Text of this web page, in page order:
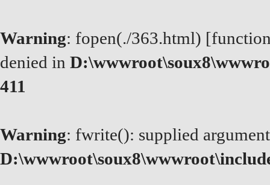
Warning: fopen(./363.html) [
denied in
411
Warning: fwrite(): supplied